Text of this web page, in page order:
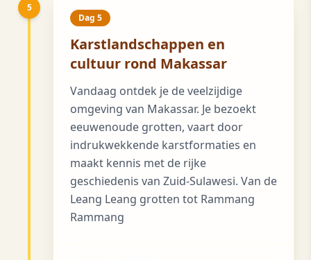
5
Dag 5
Karstlandschappen en
cultuur rond Makassar
Vandaag ontdek je de veelzijdige
omgeving van Makassar. Je bezoekt
eeuwenoude grotten, vaart door
indrukwekkende karstformaties en
maakt kennis met de rijke
geschiedenis van Zuid-Sulawesi. Van de
Leang Leang grotten tot Rammang
Rammang